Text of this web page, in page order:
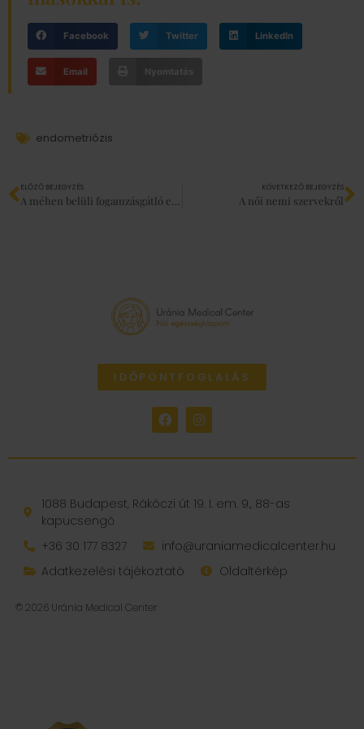
Facebook Twitter LinkedIn
Email Nyomtatás
endometriózis
ELŐZŐ BEJEGYZÉS KÖVETKEZŐ BEJEGYZÉS
A női nemi szervekről
IDŐPONTFOGLALÁS
1088 Budapest, Rákóczi út 19. I. em. 9., 88-as
kapucsengő
+36 30 177 8327
info@uraniamedicalcenter.hu
Adatkezelési tájékoztató
Oldaltérkép
© 2026 Uránia Medical Center